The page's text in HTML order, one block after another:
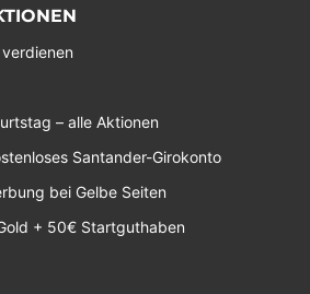
– alle Aktionen
Santander-Girokonto
bei Gelbe Seiten
+ 50€ Startguthaben